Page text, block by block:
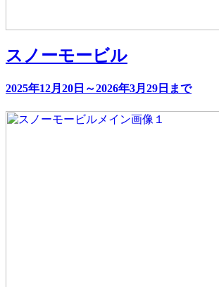
スノーモービル
2025年12月20日～2026年3月29日まで